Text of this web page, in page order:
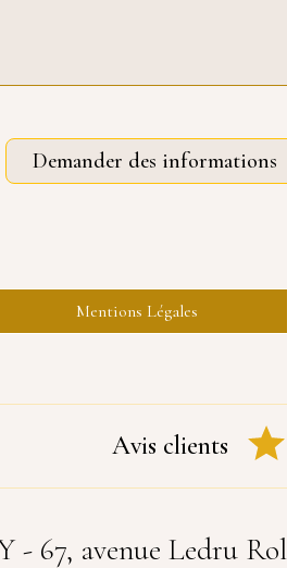
Demander des informations
Mentions Légales
Avis clients
67, avenue Ledru